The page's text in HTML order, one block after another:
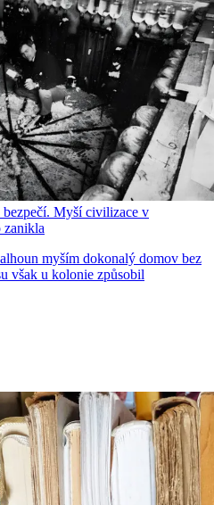
Myší civilizace v
zanikla
myším dokonalý domov bez
však u kolonie způsobil